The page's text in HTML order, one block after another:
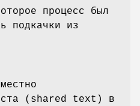
процесс был
подкачки из
(shared text) в